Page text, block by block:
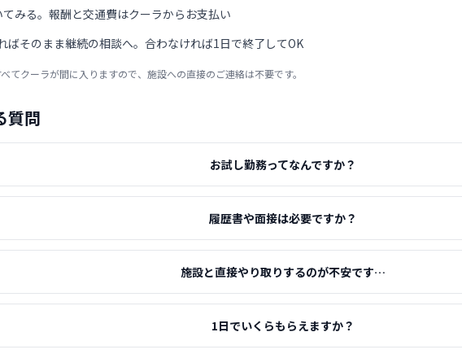
てみる。報酬と交通費はクーラからお支払い
ばそのまま継続の相談へ。合わなければ1日で終了してOK
てクーラが間に入りますので、施設への直接のご連絡は不要です。
質問
お試し勤務ってなんですか？
履歴書や面接は必要ですか？
施設と直接やり取りするのが不安です…
1日でいくらもらえますか？